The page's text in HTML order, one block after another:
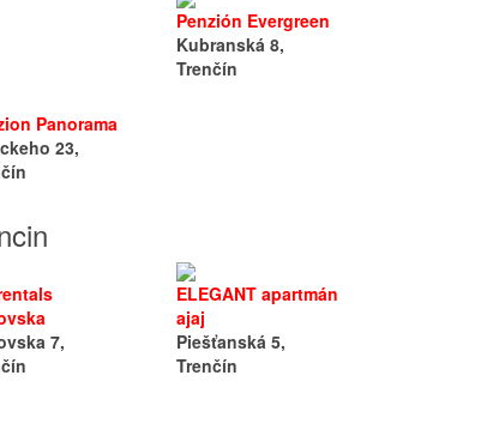
Penzión Evergreen
Kubranská 8,
Trenčín
Panorama
23,
7,
ELEGANT apartmán
ajaj
Piešťanská 5,
Trenčín